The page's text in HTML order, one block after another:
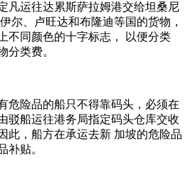
运往达累斯萨拉姆港交给坦桑尼
尔、卢旺达和布隆迪等国的货物，
不同颜色的十字标志， 以便分类
分类费。
险品的船只不得靠码头，必须在
驳船运往港务局指定码头仓库交收
此，船方在承运去新 加坡的危险品
补贴。